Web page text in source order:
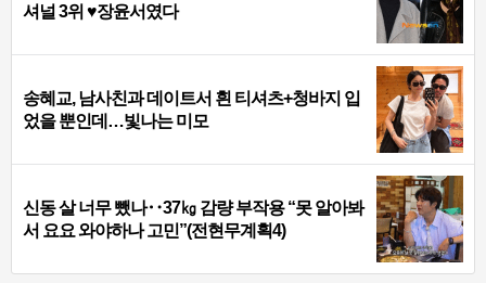
셔널 3위 ♥장윤서였다
송혜교, 남사친과 데이트서 흰 티셔츠+청바지 입
었을 뿐인데…빛나는 미모
신동 살 너무 뺐나‥37㎏ 감량 부작용 “못 알아봐
서 요요 와야하나 고민”(전현무계획4)